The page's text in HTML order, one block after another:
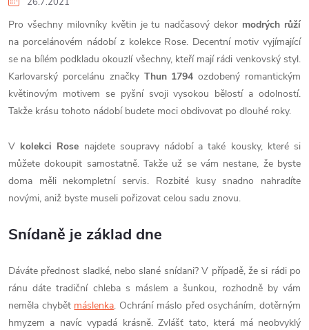
Pro všechny milovníky květin je tu nadčasový dekor modrých růží
na porcelánovém nádobí z kolekce Rose. Decentní motiv vyjímající
se na bílém podkladu okouzlí všechny, kteří mají rádi venkovský styl.
Karlovarský porcelánu značky Thun 1794ozdobený romantickým
květinovým motivem se pyšní svoji vysokou bělostí a odolností.
Takže krásu tohoto nádobí budete moci obdivovat po dlouhé roky.
V kolekci Rose najdete soupravy nádobí a také kousky, které si
můžete dokoupit samostatně. Takže už se vám nestane, že byste
doma měli nekompletní servis. Rozbité kusy snadno nahradíte
novými, aniž byste museli pořizovat celou sadu znovu.
Snídaně je základ dne
Dáváte přednost sladké, nebo slané snídani? V případě, že si rádi po
ránu dáte tradiční chleba s máslem a šunkou, rozhodně by vám
neměla chybět máslenka. Ochrání máslo před osycháním, dotěrným
hmyzem a navíc vypadá krásně. Zvlášť tato, která má neobvyklý